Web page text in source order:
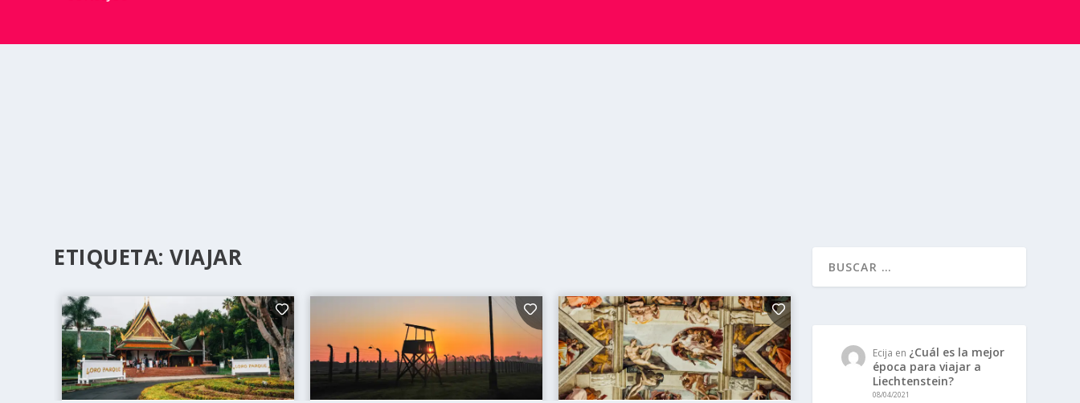
ETIQUETA:VIAJAR
Ecija en ¿Cuál es la mejor
época para viajar a
Liechtenstein?
08/04/2021